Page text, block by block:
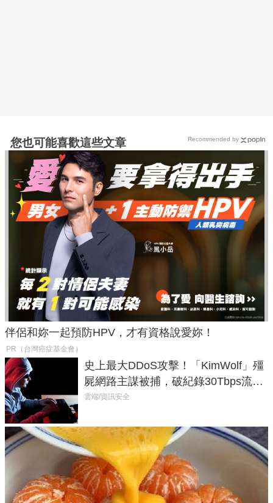
您也可能喜歡這些文章
伴侶和妳一起預防HPV，才有資格說愛妳！
PR（台灣癌症基金會）
史上最大DDoS攻擊！「KimWolf」殭
屍網路主謀被捕，破紀錄30Tbps流量
癱瘓全球！
雲端/資訊安全
Recommended by